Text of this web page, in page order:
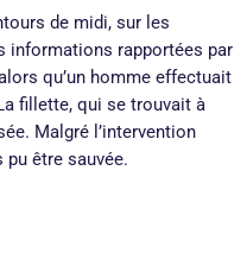
de midi, sur les
informations rapportées par
qu’un homme effectuait
fillette, qui se trouvait à
Malgré l’intervention
pu être sauvée.